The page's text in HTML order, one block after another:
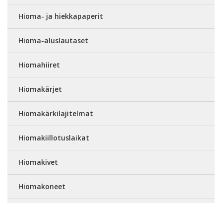
Hioma- ja hiekkapaperit
Hioma-aluslautaset
Hiomahiiret
Hiomakärjet
Hiomakärkilajitelmat
Hiomakiillotuslaikat
Hiomakivet
Hiomakoneet